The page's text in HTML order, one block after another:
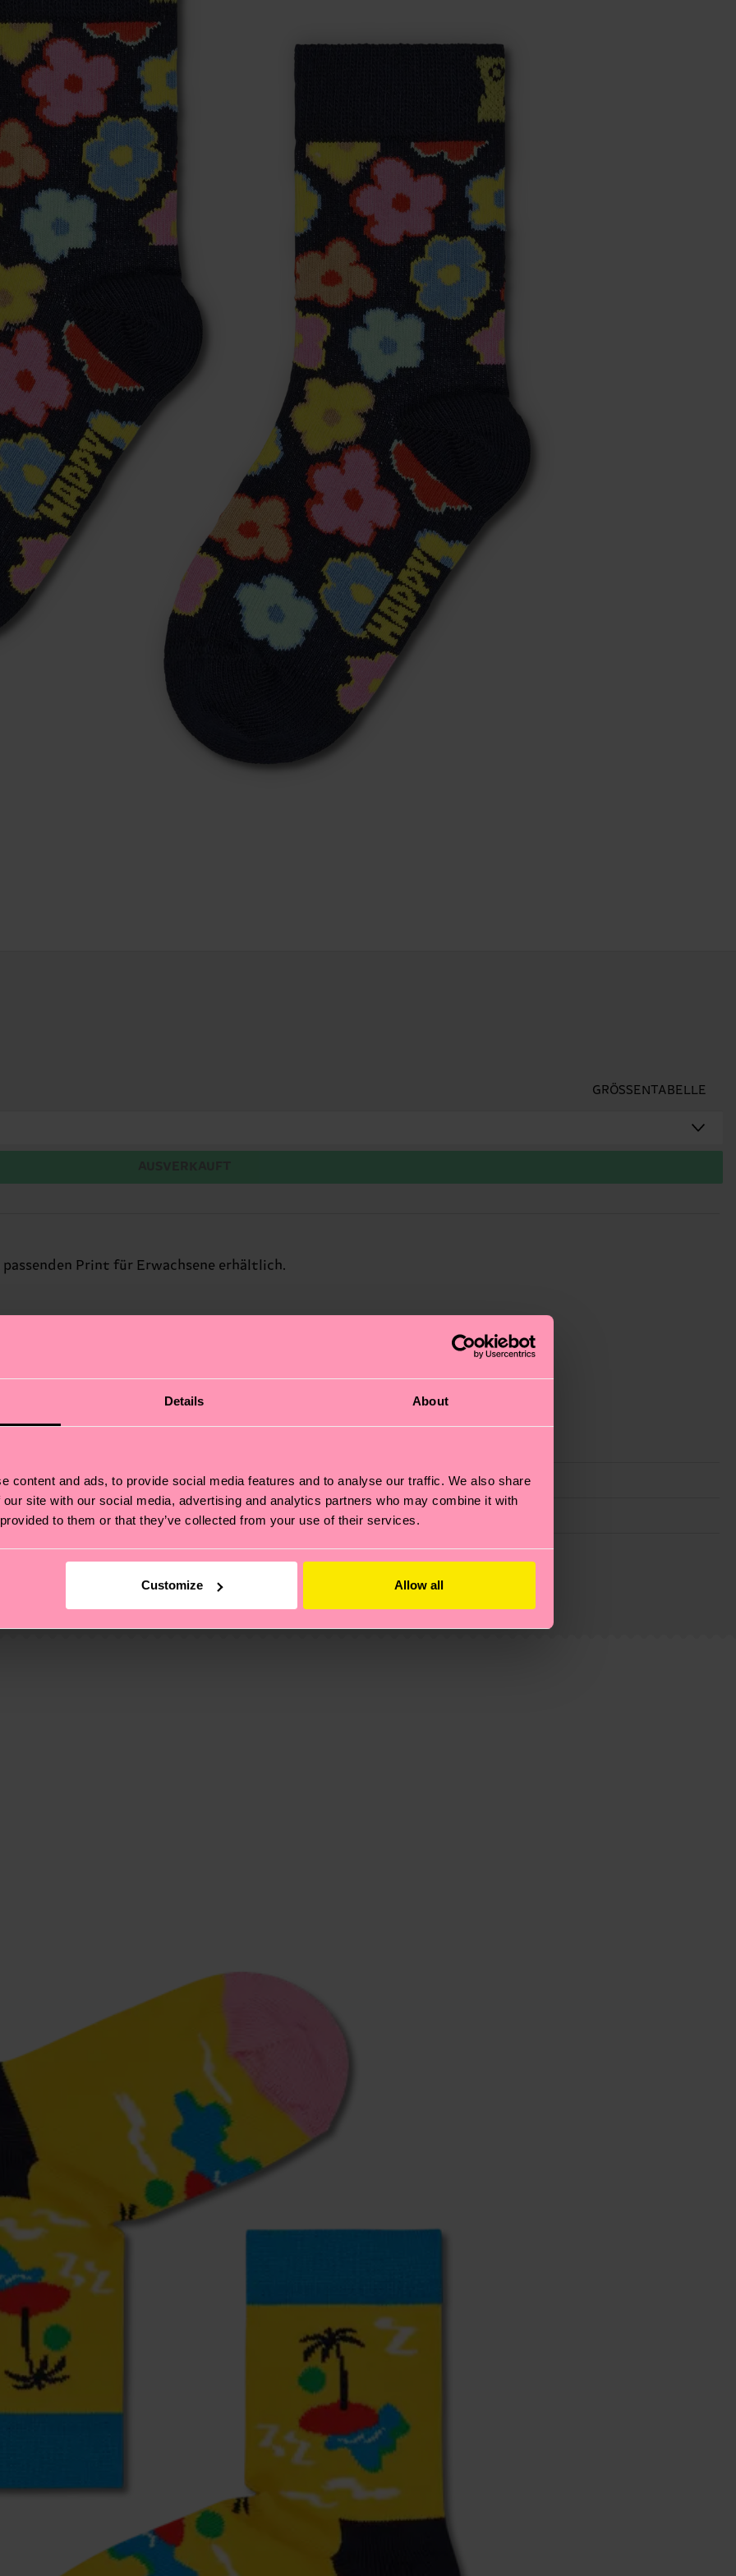
Details About
content and ads, to provide social media features and to analyse our traffic. We also share
site with our social media, advertising and analytics partners who may combine it with
to them or that they’ve collected from your use of their services.
Customize Allow all
GRÖSSENTABELLE
Print für Erwachsene erhältlich.
Polyamide, 1% Elastane
– es geht auch um eine ethische Lieferkette, die Reduzierung von Emissionen, die richtige Pflege von
unsere länderspezifische Versandübersicht findest du hier. Die Lieferzeit beginnt sobald deine Bestellung
einen Richtwert handelt und die genaue Lieferzeit von der lokalen Post in deinem Land abhängt.